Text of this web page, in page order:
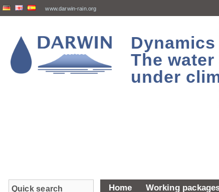
www.darwin-rain.org
The
under
Home Working
Quick search